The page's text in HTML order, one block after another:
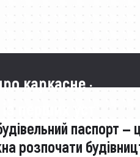
каркасне ·
паспорт —
розпочати